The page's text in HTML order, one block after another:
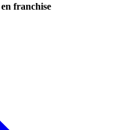
franchise